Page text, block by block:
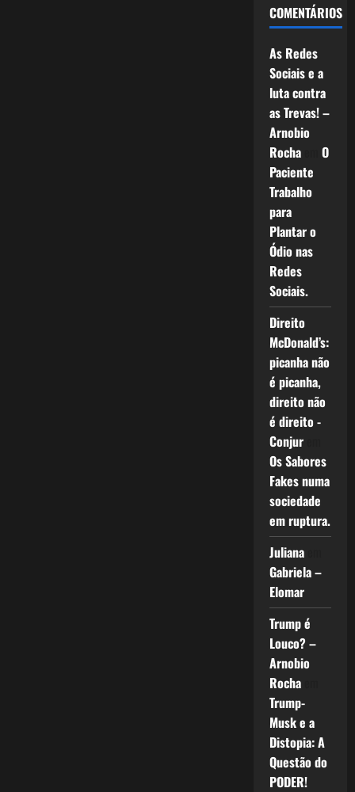
COMENTÁRIOS
As Redes
Sociais e a
luta contra
as Trevas! –
Arnobio
Rochaem O
Paciente
Trabalho
para
Plantar o
Ódio nas
Redes
Sociais.
Direito
McDonald’s:
picanha não
é picanha,
direito não
é direito -
Conjurem
Os Sabores
Fakes numa
sociedade
em ruptura.
Julianaem
Gabriela –
Elomar
Trump é
Louco? –
Arnobio
Rochaem
Trump-
Musk e a
Distopia: A
Questão do
PODER!